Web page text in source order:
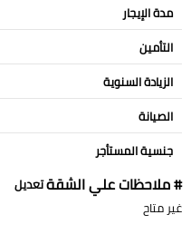
مدة الإيجار
التأمين
الزيادة السنوية
الصيانة
جنسية المستأجر
# ملاحظات علي الشقةتعديل
غير متاح